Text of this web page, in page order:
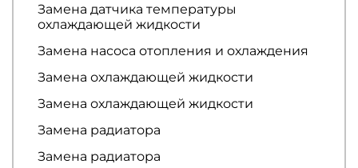
Замена датчика температуры
охлаждающей жидкости
Замена насоса отопления и охлаждения
Замена охлаждающей жидкости
Замена охлаждающей жидкости
Замена радиатора
Замена радиатора